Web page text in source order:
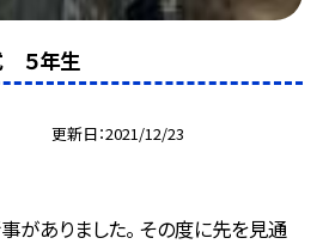
５年生
更新日 2021/12/23
がありました。 その度に先を見通